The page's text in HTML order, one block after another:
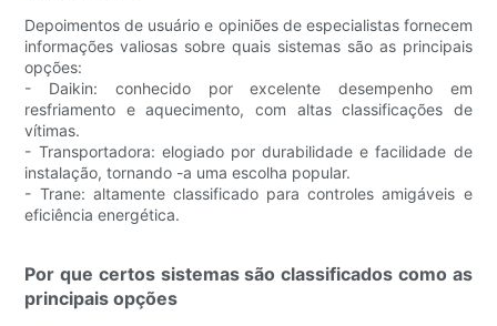
Depoimentos de usuário e opiniões de especialistas fornecem
informações valiosas sobre quais sistemas são as principais
opções:
- Daikin: conhecido por excelente desempenho em
resfriamento e aquecimento, com altas classificações de
vítimas.
- Transportadora: elogiado por durabilidade e facilidade de
instalação, tornando -a uma escolha popular.
- Trane: altamente classificado para controles amigáveis ​​e
eficiência energética.
Por que certos sistemas são classificados como as
principais opções